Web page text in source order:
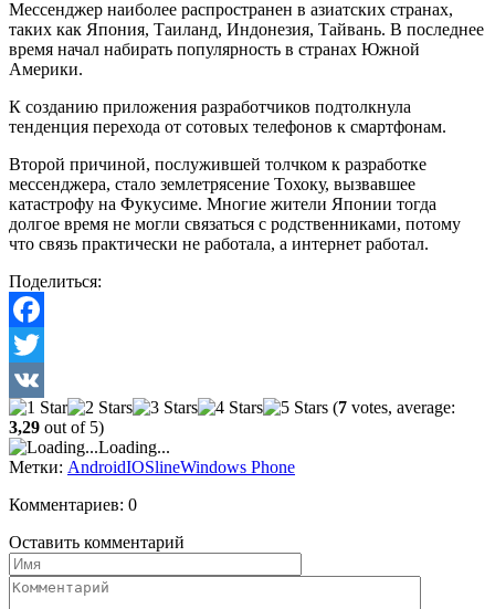
Мессенджер наиболее распространен в азиатских странах,
таких как Япония, Таиланд, Индонезия, Тайвань. В последнее
время начал набирать популярность в странах Южной
Америки.
К созданию приложения разработчиков подтолкнула
тенденция перехода от сотовых телефонов к смартфонам.
Второй причиной, послужившей толчком к разработке
мессенджера, стало землетрясение Тохоку, вызвавшее
катастрофу на Фукусиме. Многие жители Японии тогда
долгое время не могли связаться с родственниками, потому
что связь практически не работала, а интернет работал.
Поделиться:
Facebook
Twitter
VK
(7 votes, average:
3,29 out of 5)
Loading...
Метки: AndroidIOSlineWindows Phone
Комментариев: 0
Оставить комментарий